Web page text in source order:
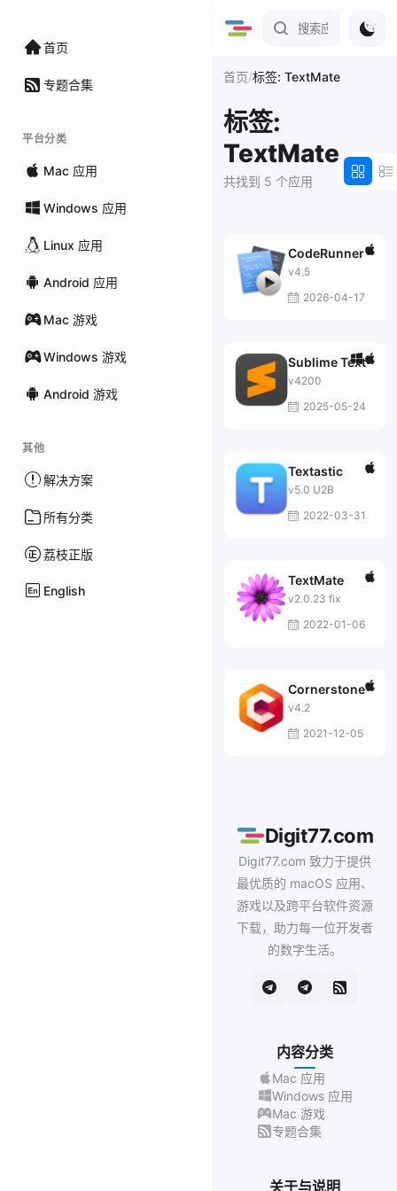
首页
专题合集
平台分类
Mac 应用
Windows 应用
Linux 应用
Android 应用
Mac 游戏
Windows 游戏
Android 游戏
其他
解决方案
所有分类
荔枝正版
English
首页/标签: TextMate
标签:
TextMate
共找到 5 个应用
CodeRunner
v4.5
2026-04-17
Sublime Text
v4200
2025-05-24
Textastic
v5.0 U2B
2022-03-31
TextMate
v2.0.23 fix
2022-01-06
Cornerstone
v4.2
2021-12-05
Digit77.com
Digit77.com 致力于提供
最优质的 macOS 应用、
游戏以及跨平台软件资源
下载，助力每一位开发者
的数字生活。
内容分类
Mac 应用
Windows 应用
Mac 游戏
专题合集
关于与说明